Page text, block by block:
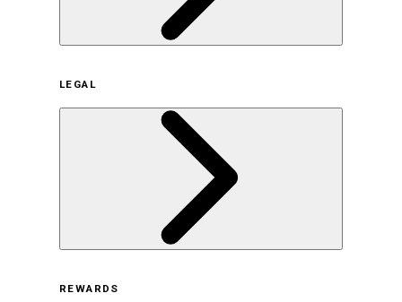
サステナビリティの取り組み（日本）
サステナビリティの取り組み（米国/英語）
ヒストリー
採用情報
LEGAL
REWARDS